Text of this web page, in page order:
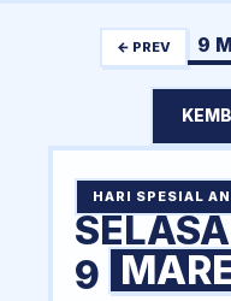
← PREV 9
HARI SPESIAL
9